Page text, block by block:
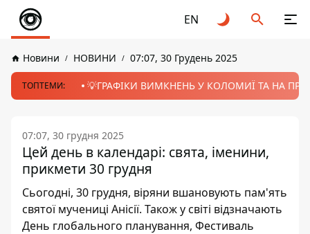
EN
Новини НОВИНИ 07:07, 30 Грудень 2025
ТОПТЕМИ: 💡ГРАФІКИ ВИМКНЕНЬ У КОЛОМИЇ ТА НА
07:07, 30 грудня 2025
Цей день в календарі: свята, іменини,
прикмети 30 грудня
Сьогодні, 30 грудня, віряни вшановують пам'ять
святої мучениці Анісії. Також у світі відзначають
День глобального планування, Фестиваль